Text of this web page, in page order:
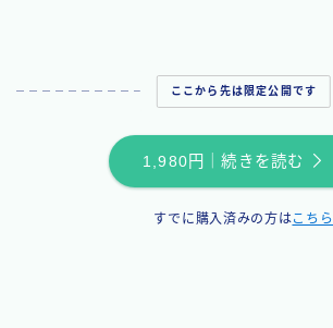
ここから先は限定公開です
1,980円｜続きを読む
すでに購入済みの方はこちら